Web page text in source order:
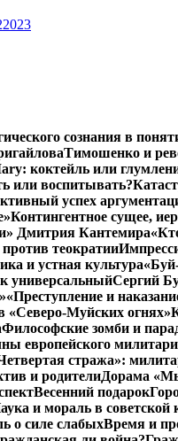
2023
сознания в
Тимошенко и
коктейль или
или воспитывать?
успех
Контингентное сущее,
Дмитрия Кантемира
теократии
и устная культура
универсальныйСергий
«Преступление и
«Северо-Муйских огнях»
Философские зомби и
европейского
стража»:
и родителиДорама
Весенний подарок
и мораль в советской
о силе слабыхВремя и